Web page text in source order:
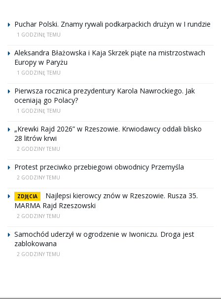
Puchar Polski. Znamy rywali podkarpackich drużyn w I rundzie
1 GODZINĘ TEMU
Aleksandra Błażowska i Kaja Skrzek piąte na mistrzostwach
Europy w Paryżu
1 GODZINĘ TEMU
Pierwsza rocznica prezydentury Karola Nawrockiego. Jak
oceniają go Polacy?
1 GODZINĘ TEMU
„Krewki Rajd 2026” w Rzeszowie. Krwiodawcy oddali blisko
28 litrów krwi
2 GODZINY TEMU
Protest przeciwko przebiegowi obwodnicy Przemyśla
2 GODZINY TEMU
ZDJĘCIA
Najlepsi kierowcy znów w Rzeszowie. Rusza 35.
MARMA Rajd Rzeszowski
2 GODZINY TEMU
Samochód uderzył w ogrodzenie w Iwoniczu. Droga jest
zablokowana
2 GODZINY TEMU